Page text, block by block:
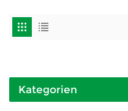
Kategorien